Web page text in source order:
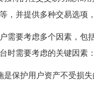
，并提供多种交易选项
需要考虑多个因素，包
时需要考虑的关键因素：
是保护用户资产不受损